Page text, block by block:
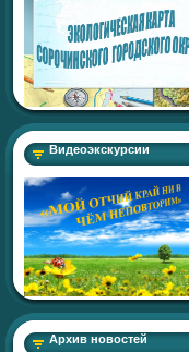
Видеоэкскурсии
Архив новостей